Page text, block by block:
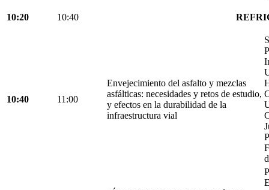
10:20 10:40
10:40 11:00
Envejecimiento del asfalto y mezclas
asfálticas: necesidades y retos de estudio,
y efectos en la durabilidad de la
infraestructura vial